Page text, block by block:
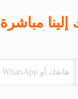
مباشرة